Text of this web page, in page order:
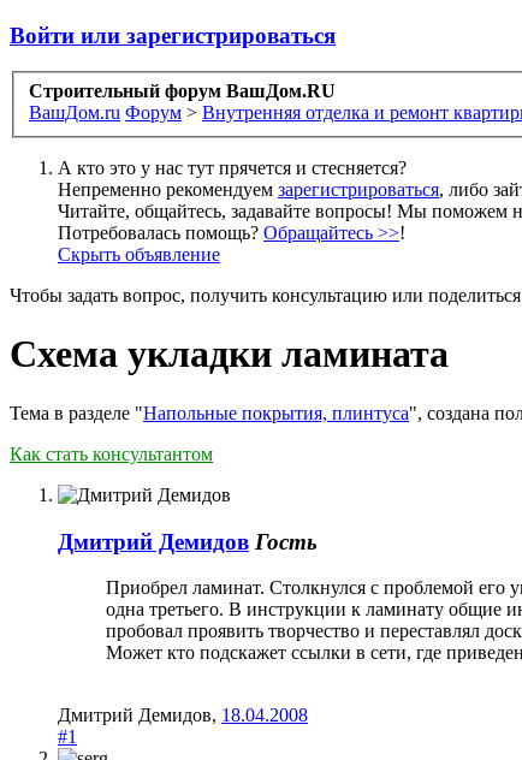
Войти или зарегистрироваться
Строительный форум ВашДом.RU
ВашДом.ru Форум > Внутренняя отделка и ремонт
А кто это у нас тут прячется и стесняется?
Непременно рекомендуем зарегистрироваться, либо
Читайте, общайтесь, задавайте вопросы! Мы поможем
Потребовалась помощь? Обращайтесь >>!
Скрыть объявление
Чтобы задать вопрос, получить консультацию или
Схема укладки ламината
Тема в разделе "Напольные покрытия, плинтуса", создана
Как стать консультантом
Дмитрий Демидов Гость
Приобрел ламинат. Столкнулся с проблемой его
одна третьего. В инструкции к ламинату общие
пробовал проявить творчество и переставлял
Может кто подскажет ссылки в сети, где
Дмитрий Демидов, 18.04.2008
#1